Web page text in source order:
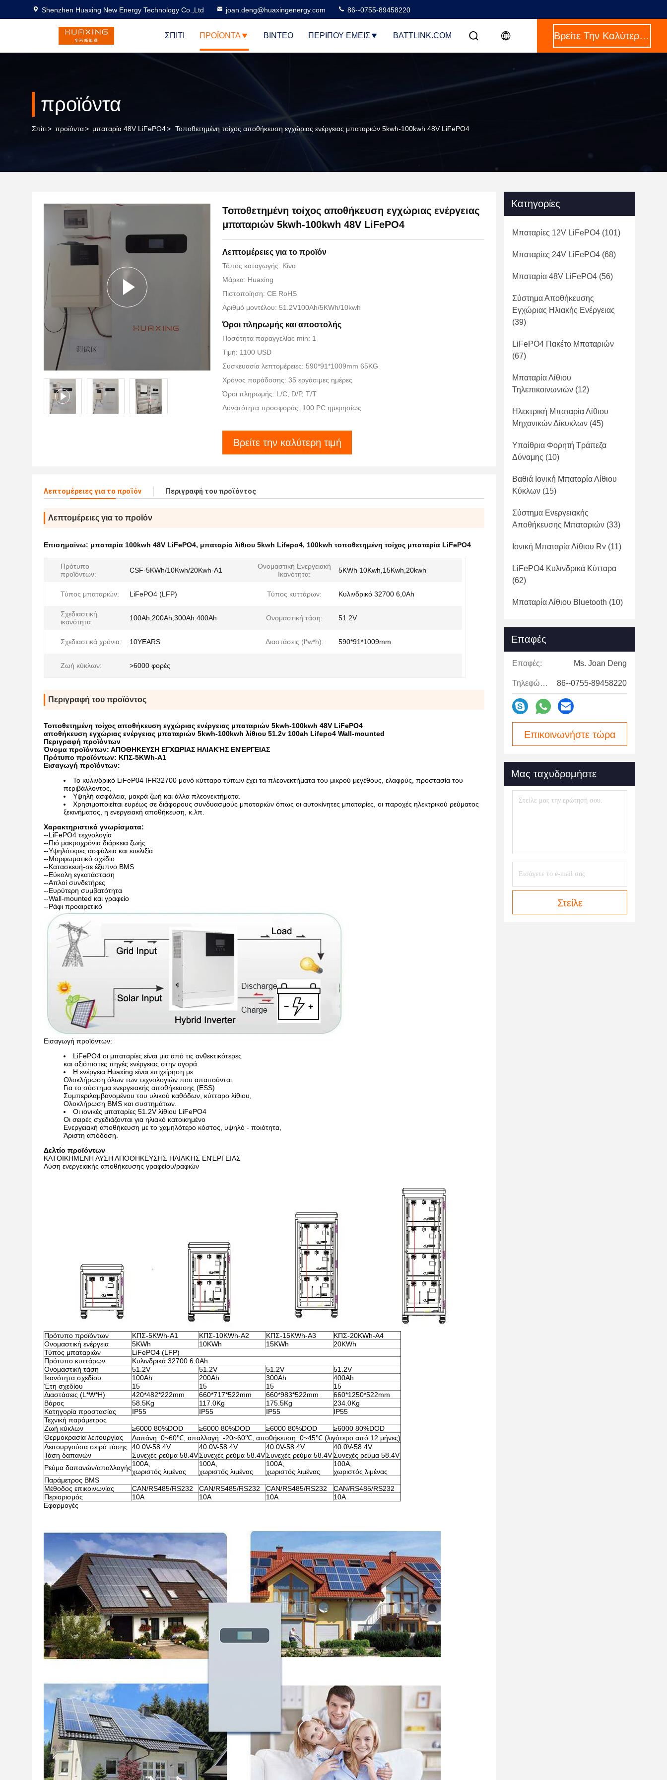
Shenzhen Huaxing New Energy Technology Co.,Ltd joan.deng@huaxingenergy.com 86--0755-89458220
ΣΠΊΤΙ ΠΡΟΪΌΝΤΑ ΒΊΝΤΕΟ ΠΕΡΊΠΟΥ ΕΜΕΊΣ BATTLINK.COM Βρείτε Την Καλύτερη Τιμή
προϊόντα
Σπίτι> προϊόντα> μπαταρία 48V LiFePO4> Τοποθετημένη τοίχος αποθήκευση εγχώριας ενέργειας μπαταριών 5kwh-100kwh 48V LiFePO4
Τοποθετημένη τοίχος αποθήκευση εγχώριας ενέργειας
μπαταριών 5kwh-100kwh 48V LiFePO4
Λεπτομέρειες για το προϊόν
Τόπος καταγωγής: Κίνα
Μάρκα: Huaxing
Πιστοποίηση: CE RoHS
Αριθμό μοντέλου: 51.2V100Ah/5KWh/10kwh
Όροι πληρωμής και αποστολής
Ποσότητα παραγγελίας min: 1
Τιμή: 1100 USD
Συσκευασία λεπτομέρειες: 590*91*1009mm 65KG
Χρόνος παράδοσης: 35 εργάσιμες ημέρες
Όροι πληρωμής: L/C, D/P, T/T
Δυνατότητα προσφοράς: 100 PC ημερησίως
Βρείτε την καλύτερη τιμή
Λεπτομέρειες για το προϊόν Περιγραφή του προϊόντος
Λεπτομέρειες για το προϊόν
Επισημαίνω: μπαταρία 100kwh 48V LiFePO4, μπαταρία λίθιου 5kwh Lifepo4, 100kwh τοποθετημένη τοίχος μπαταρία LiFePO4
Πρότυπο
προϊόντων:
CSF-5KWh/10Kwh/20Kwh-A1
Ονομαστική Ενεργειακή
Ικανότητα:
5KWh 10Kwh,15Kwh,20kwh
Τύπος μπαταριών: LiFePO4 (LFP) Τύπος κυττάρων: Κυλινδρικό 32700 6,0Ah
Σχεδιαστική
ικανότητα:
100Ah,200Ah,300Ah.400Ah Ονομαστική τάση: 51.2V
Σχεδιαστικά χρόνια: 10YEARS Διαστάσεις (l*w*h): 590*91*1009mm
Ζωή κύκλων: >6000 φορές
Περιγραφή του προϊόντος
Τοποθετημένη τοίχος αποθήκευση εγχώριας ενέργειας μπαταριών 5kwh-100kwh 48V LiFePO4
αποθήκευση εγχώριας ενέργειας μπαταριών 5kwh-100kwh λίθιου 51.2v 100ah Lifepo4 Wall-mounted
Περιγραφή προϊόντων
Όνομα προϊόντων: ΑΠΟΘΗΚΕΥΣΗ ΕΓΧΩΡΙΑΣ ΗΛΙΑΚΉΣ ΕΝΈΡΓΕΙΑΣ
Πρότυπο προϊόντων: ΚΠΣ-5KWh-Α1
Εισαγωγή προϊόντων:
Το κυλινδρικό LiFeP04 IFR32700 μονό κύτταρο τύπων έχει τα πλεονεκτήματα του μικρού μεγέθους, ελαφρύς, προστασία του
περιβάλλοντος,
Υψηλή ασφάλεια, μακρά ζωή και άλλα πλεονεκτήματα.
Χρησιμοποιείται ευρέως σε διάφορους συνδυασμούς μπαταριών όπως οι αυτοκίνητες μπαταρίες, οι παροχές ηλεκτρικού ρεύματος
ξεκινήματος, η ενεργειακή αποθήκευση, κ.λπ.
Χαρακτηριστικά γνωρίσματα:
--LiFePO4 τεχνολογία
--Πιό μακροχρόνια διάρκεια ζωής
--Υψηλότερες ασφάλεια και ευελιξία
--Μορφωματικό σχέδιο
--Κατασκευή-σε έξυπνο BMS
--Εύκολη εγκατάσταση
--Απλοί συνδετήρες
--Ευρύτερη συμβατότητα
--Wall-mounted και γραφείο
--Ράφι προαιρετικό
Εισαγωγή προϊόντων:
LiFePO4 οι μπαταρίες είναι μια από τις ανθεκτικότερες
και αξιόπιστες πηγές ενέργειας στην αγορά.
Η ενέργεια Huaxing είναι επιχείρηση με
Ολοκλήρωση όλων των τεχνολογιών που απαιτούνται
Για το σύστημα ενεργειακής αποθήκευσης (ESS)
Συμπεριλαμβανομένου του υλικού καθόδων, κύτταρο λίθιου,
Ολοκλήρωση BMS και συστημάτων.
Οι ιονικές μπαταρίες 51.2V λίθιου LiFePO4
Οι σειρές σχεδιάζονται για ηλιακό κατοικημένο
Ενεργειακή αποθήκευση με το χαμηλότερο κόστος, υψηλό - ποιότητα,
Άριστη απόδοση.
Δελτίο προϊόντων
ΚΑΤΟΙΚΗΜΕΝΗ ΛΥΣΗ ΑΠΟΘΗΚΕΥΣΗΣ ΗΛΙΑΚΉΣ ΕΝΈΡΓΕΙΑΣ
Λύση ενεργειακής αποθήκευσης γραφείου/ραφιών
Πρότυπο προϊόντων ΚΠΣ-5KWh-Α1 ΚΠΣ-10KWh-A2 ΚΠΣ-15KWh-A3
ΚΠΣ-20KWh-A4
Ονομαστική ενέργεια
5KWh 10KWh 15KWh
20KWh
Τύπος μπαταριών
LiFePO4 (LFP)
Πρότυπο κυττάρων
Κυλινδρικά 32700 6.0Ah
Ονομαστική τάση
51.2V 51.2V 51.2V
51.2V
Ικανότητα σχεδίου
100Ah 200Ah 300Ah
400Ah
Έτη σχεδίου
15 15 15
15
Διαστάσεις (L*W*H)
420*482*222mm 660*717*522mm 660*983*522mm
660*1250*522mm
Βάρος
58.5Kg 117.0Kg 175.5Kg
234.0Kg
Κατηγορία προστασίας
IP55 IP55 IP55
IP55
Τεχνική παράμετρος
Ζωή κύκλων
≥6000 80%DOD ≥6000 80%DOD ≥6000 80%DOD
≥6000 80%DOD
Θερμοκρασία λειτουργίας
Δαπάνη: 0~60℃, απαλλαγή: -20~60℃, αποθήκευση: 0~45℃ (λιγότερο από 12 μήνες)
Λειτουργούσα σειρά τάσης
40.0V-58.4V 40.0V-58.4V 40.0V-58.4V
40.0V-58.4V
Τάση δαπανών
Συνεχές ρεύμα 58.4VΣυνεχές ρεύμα 58.4VΣυνεχές ρεύμα 58.4VΣυνεχές ρεύμα 58.4V
Ρεύμα δαπανών/απαλλαγής100A,
χωριστός λιμένας
100A,
χωριστός λιμένας
100A,
χωριστός λιμένας
100A,
χωριστός λιμένας
Παράμετρος BMS
Μέθοδος επικοινωνίας
CAN/RS485/RS232 CAN/RS485/RS232 CAN/RS485/RS232
CAN/RS485/RS232
Περιορισμός
10A 10A 10A
10A
Εφαρμογές
Κατηγορίες
Μπαταρίες 12V LiFePO4 (101)
Μπαταρίες 24V LiFePO4 (68)
Μπαταρία 48V LiFePO4 (56)
Σύστημα Αποθήκευσης
Εγχώριας Ηλιακής Ενέργειας
(39)
LiFePO4 Πακέτο Μπαταριών
(67)
Μπαταρία Λίθιου
Τηλεπικοινωνιών (12)
Ηλεκτρική Μπαταρία Λίθιου
Μηχανικών Δίκυκλων (45)
Υπαίθρια Φορητή Τράπεζα
Δύναμης (10)
Βαθιά Ιονική Μπαταρία Λίθιου
Κύκλων (15)
Σύστημα Ενεργειακής
Αποθήκευσης Μπαταριών (33)
Ιονική Μπαταρία Λίθιου Rv (11)
LiFePO4 Κυλινδρικά Κύτταρα
(62)
Μπαταρία Λίθιου Bluetooth (10)
Επαφές
Επαφές: Ms. Joan Deng
Τηλεφώνημα: 86--0755-89458220
Επικοινωνήστε τώρα
Μας ταχυδρομήστε
Στείλε